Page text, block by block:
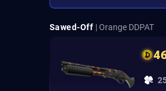
Sawed-Off | Orange DDPAT